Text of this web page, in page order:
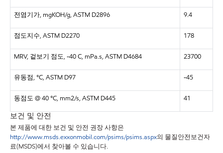
전염기가, mgKOH/g, ASTM D2896 9.4
점도지수, ASTM D2270 178
MRV, 겉보기 점도, -40 C, mPa.s, ASTM D4684 23700
유동점, °C, ASTM D97 -45
동점도 @ 40 °C, mm2/s, ASTM D445 41
보건 및 안전
본 제품에 대한 보건 및 안전 권장 사항은
http://www.msds.exxonmobil.com/psims/psims.aspx의 물질안전보건자
료(MSDS)에서 찾아볼 수 있습니다.